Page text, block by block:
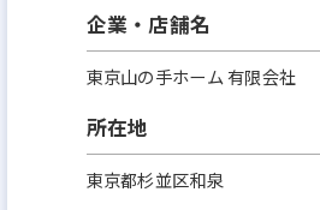
企業・店舗名
東京山の手ホーム 有限会社
所在地
東京都杉並区和泉